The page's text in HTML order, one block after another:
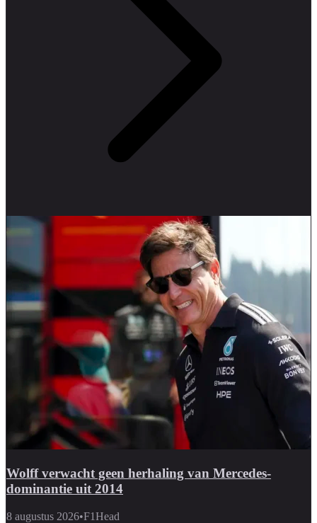
Wolff verwacht geen herhaling van Mercedes-
dominantie uit 2014
8 augustus 2026•F1Head